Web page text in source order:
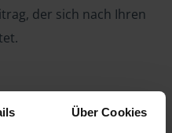
Über Cookies
der sich nach Ihren